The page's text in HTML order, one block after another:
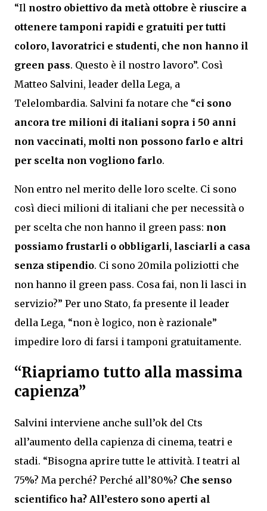
“Il nostro obiettivo da metà ottobre è riuscire a
ottenere tamponi rapidi e gratuiti per tutti
coloro, lavoratrici e studenti, che non hanno il
green pass. Questo è il nostro lavoro”. Così
Matteo Salvini, leader della Lega, a
Telelombardia. Salvini fa notare che “ci sono
ancora tre milioni di italiani sopra i 50 anni
non vaccinati, molti non possono farlo e altri
per scelta non vogliono farlo.
Non entro nel merito delle loro scelte. Ci sono
così dieci milioni di italiani che per necessità o
per scelta che non hanno il green pass: non
possiamo frustarli o obbligarli, lasciarli a casa
senza stipendio. Ci sono 20mila poliziotti che
non hanno il green pass. Cosa fai, non li lasci in
servizio?” Per uno Stato, fa presente il leader
della Lega, “non è logico, non è razionale”
impedire loro di farsi i tamponi gratuitamente.
“Riapriamo tutto alla massima
capienza”
Salvini interviene anche sull’ok del Cts
all’aumento della capienza di cinema, teatri e
stadi. “Bisogna aprire tutte le attività. I teatri al
75%? Ma perché? Perché all’80%? Che senso
scientifico ha? All’estero sono aperti al